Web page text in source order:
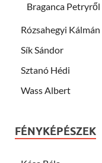
Braganca Petryről
Rózsahegyi Kálmán
Sík Sándor
Sztanó Hédi
Wass Albert
FÉNYKÉPÉSZEK